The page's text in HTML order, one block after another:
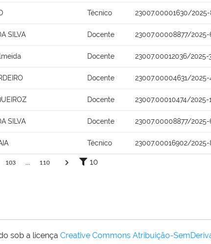
Técnico 23007.00001630/2025-
SILVA Docente 23007.00008877/2025-
Docente 23007.00012036/2025-
Docente 23007.00004631/2025-
Docente 23007.00010474/2025-
SILVA Docente 23007.00008877/2025-
Técnico 23007.00016902/2025-
103 110 10
sob a licença Creative Commons Atribuição-